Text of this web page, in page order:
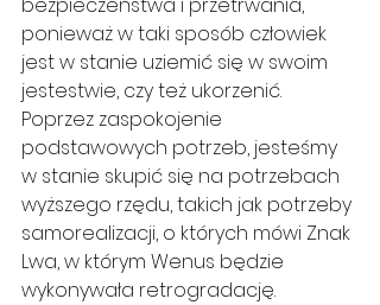
ponieważ w taki sposób człowiek
jest w stanie uziemić się w swoim
jestestwie, czy też ukorzenić.
Poprzez zaspokojenie
podstawowych potrzeb, jesteśmy
w stanie skupić się na potrzebach
wyższego rzędu, takich jak potrzeby
samorealizacji, o których mówi Znak
Lwa, w którym Wenus będzie
wykonywała retrogradację.